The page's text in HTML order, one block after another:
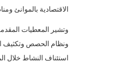
الاقتصادية بالموانئ
وتشير المعطيات
ونظام الحصص وتكثيف
استئناف النشاط خلال